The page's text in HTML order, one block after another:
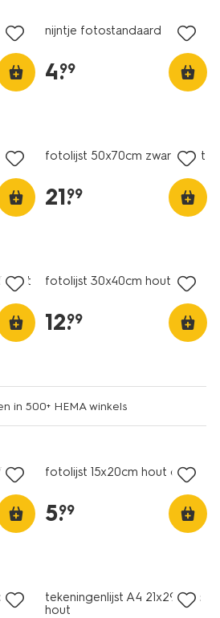
nijntje fotostandaard
4.
99
fotolijst 50x70cm zwart hout
21.
99
hout
fotolijst 30x40cm hout dun
12.
99
in 500+ HEMA winkels
dun fotolijst 15x20cm hout dun
5.
99
tekeningenlijst A4 21x29.7cm
hout